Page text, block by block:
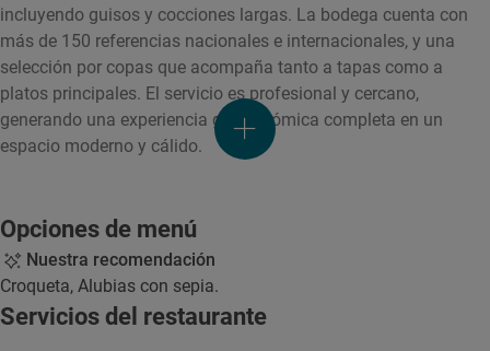
incluyendo guisos y cocciones largas. La bodega cuenta con
más de 150 referencias nacionales e internacionales, y una
selección por copas que acompaña tanto a tapas como a
platos principales. El servicio es profesional y cercano,
generando una experiencia gastronómica completa en un
espacio moderno y cálido.
Opciones de menú
Nuestra recomendación
Croqueta, Alubias con sepia.
Servicios del restaurante